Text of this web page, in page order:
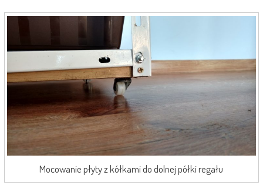
Mocowanie płyty z kółkami do dolnej półki regału